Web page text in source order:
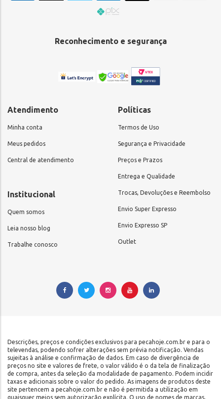
Reconhecimento e segurança
Atendimento
Minha conta
Meus pedidos
Central de atendimento
Institucional
Quem somos
Leia nosso blog
Trabalhe conosco
Políticas
Termos de Uso
Segurança e Privacidade
Preços e Prazos
Entrega e Qualidade
Trocas, Devoluções e Reembolso
Envio Super Expresso
Envio Expresso SP
Outlet
Descrições, preços e condições exclusivos para pecahoje.com.br e para o
televendas, podendo sofrer alterações sem prévia notificação. Vendas
sujeitas à análise e confirmação de dados. Em caso de divergência de
preços no site e valores de frete, o valor válido é o da tela de finalização
de compra, antes da seleção da modalidade de pagamento. Podem incidir
taxas e adicionais sobre o valor do pedido. As imagens de produtos deste
site pertencem a pecahoje.com.br e não é permitida a utilização em
quaisquer meios sem autorização explícita. O uso de nomes de marcas,